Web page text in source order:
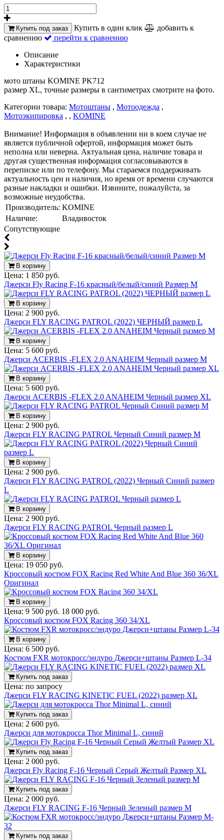
Купить под заказ Купить в один клик
добавить к
сравнению
перейти к сравнению
Описание
Характеристики
мото штаны KOMINE PK712
размер XL, точные размеры в сантиметрах смотрите на фото.
Категории товара: Мотоштаны , Мотоодежда ,
Мотоэкипировка , , KOMINE
Внимание! Информация в объявлении ни в коем случае не
является публичной офертой, информация может быть
неполна или неверна. Актуальная цена, наличие товара и
другая существенная информация согласовываются в
переписке или по телефону. Мы стараемся поддерживать
актуальность цен и наличия, но время от времени случаются
разные накладки и ошибки. Извините, пожалуйста, за
возможные неудобства.
Производитель: KOMINE
Наличие:
Владивосток
Cопутствующие
В корзину
Цена: 1 850 руб.
Джерси Fly Racing F-16 красный/белый/синий Размер M
В корзину
Цена: 2 900 руб.
Джерси FLY RACING PATROL (2022) ЧЕРНЫЙ размер L
В корзину
Цена: 5 600 руб.
Джерси ACERBIS -FLEX 2.0 ANAHEIM Черный размер M
В корзину
Цена: 5 600 руб.
Джерси ACERBIS -FLEX 2.0 ANAHEIM Черный размер XL
В корзину
Цена: 2 900 руб.
Джерси FLY RACING PATROL Черный Синий размер M
В корзину
Цена: 2 900 руб.
Джерси FLY RACING PATROL (2022) Черный Синий размер
L
В корзину
Цена: 2 900 руб.
Джерси FLY RACING PATROL Черный размер L
В корзину
Цена: 19 050 руб.
Кроссовый костюм FOX Racing Red White And Blue 360 36/XL
Оригинал
В корзину
Цена: 9 500 руб. 18 000 руб.
Кроссовый костюм FOX Racing 360 34/XL
В корзину
Цена: 6 500 руб.
Костюм FXR мотокросс/эндуро Джерси+штаны Размер L-34
Купить под заказ
Цена: по запросу
Джерси FLY RACING KINETIC FUEL (2022) размер XL
Купить под заказ
Цена: 2 600 руб.
Джерси для мотокросса Thor Minimal L, синий
Купить под заказ
Цена: 2 000 руб.
Джерси Fly Racing F-16 Черный Серый Желтый Размер XL
Купить под заказ
Цена: 2 000 руб.
Джерси FLY RACING F-16 Черный Зеленый размер M
Купить под заказ